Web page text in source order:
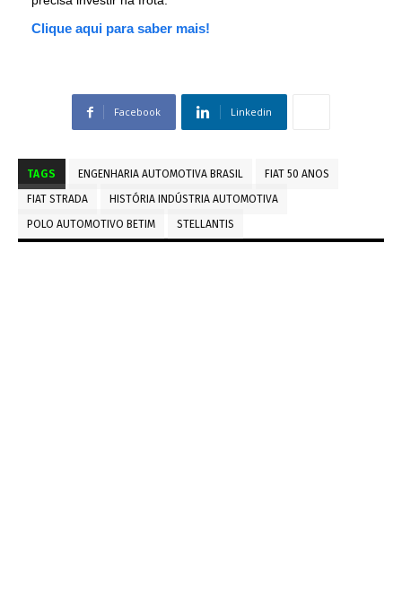
Clique aqui para saber mais!
Facebook Linkedin
TAGS ENGENHARIA AUTOMOTIVA BRASIL
FIAT 50 ANOS
FIAT STRADA
HISTÓRIA INDÚSTRIA AUTOMOTIVA
POLO AUTOMOTIVO BETIM
STELLANTIS